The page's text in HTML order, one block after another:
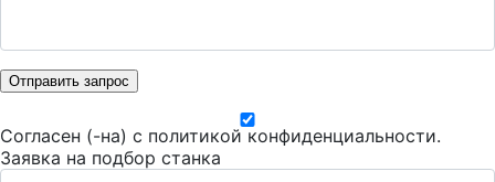
Отправить запрос
Согласен (-на) с политикой конфиденциальности.
Заявка на подбор станка